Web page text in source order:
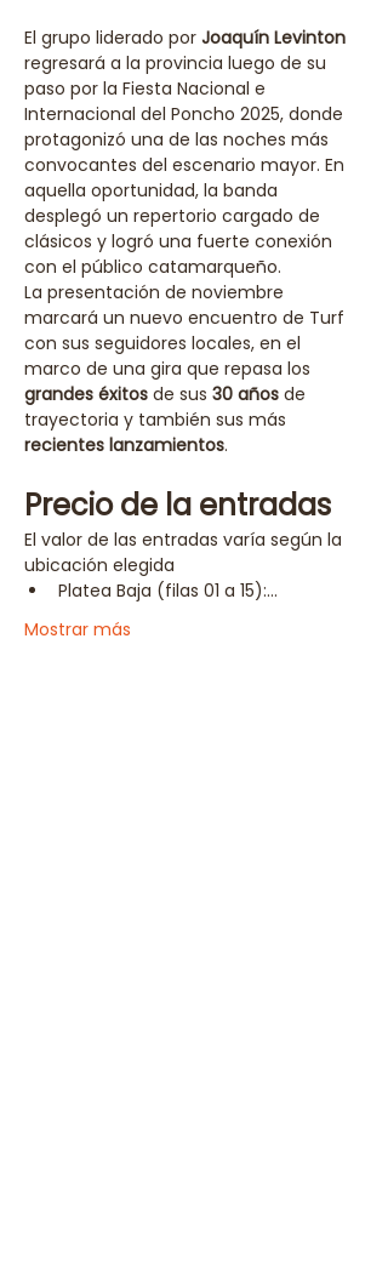
El grupo liderado por Joaquín Levinton
regresará a la provincia luego de su
paso por la Fiesta Nacional e
Internacional del Poncho 2025, donde
protagonizó una de las noches más
convocantes del escenario mayor. En
aquella oportunidad, la banda
desplegó un repertorio cargado de
clásicos y logró una fuerte conexión
con el público catamarqueño.
La presentación de noviembre
marcará un nuevo encuentro de Turf
con sus seguidores locales, en el
marco de una gira que repasa los
grandes éxitos de sus 30 años de
trayectoria y también sus más
recientes lanzamientos.
Precio de la entradas
El valor de las entradas varía según la
ubicación elegida
Platea Baja (filas 01 a 15):…
Mostrar más